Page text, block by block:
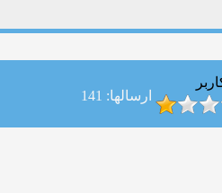
ارسالها: 141